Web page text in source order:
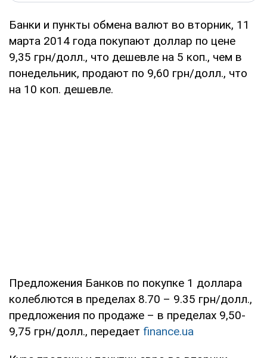
Банки и пункты обмена валют во вторник, 11
марта 2014 года покупают доллар по цене
9,35 грн/долл., что дешевле на 5 коп., чем в
понедельник, продают по 9,60 грн/долл., что
на 10 коп. дешевле.
Предложения Банков по покупке 1 доллара
колеблются в пределах 8.70 – 9.35 грн/долл.,
предложения по продаже – в пределах 9,50-
9,75 грн/долл., передает finance.ua